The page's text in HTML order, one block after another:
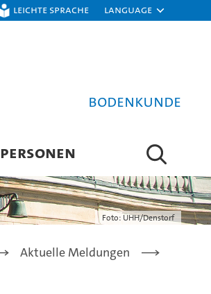
Leichte Sprache Language
Bodenkunde
PERSONEN
Foto: UHH/Denstorf
Aktuelle Meldungen